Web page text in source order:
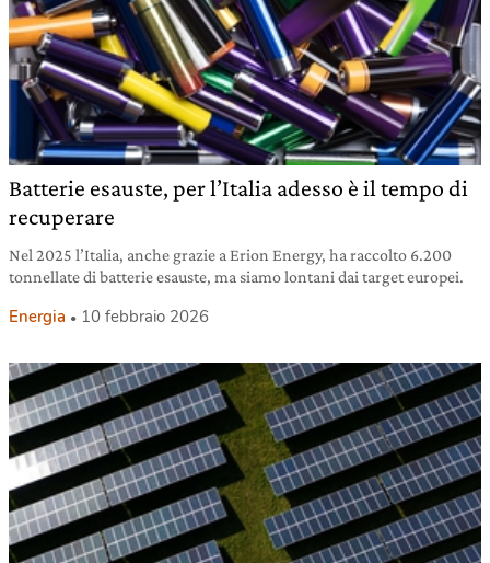
Batterie esauste, per l’Italia adesso è il tempo di
recuperare
Nel 2025 l’Italia, anche grazie a Erion Energy, ha raccolto 6.200
tonnellate di batterie esauste, ma siamo lontani dai target europei.
Energia 10 febbraio 2026